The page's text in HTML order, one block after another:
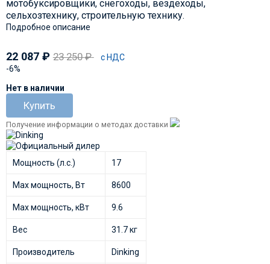
мотобуксировщики, снегоходы, вездеходы,
сельхозтехнику, строительную технику.
Подробное описание
22 087 ₽ 23 250₽
с НДС
-6%
Нет в наличии
Купить
Получение информации о методах доставки
Мощность (л.с.) 17
Max мощность, Вт 8600
Max мощность, кВт 9.6
Вес 31.7 кг
Производитель Dinking